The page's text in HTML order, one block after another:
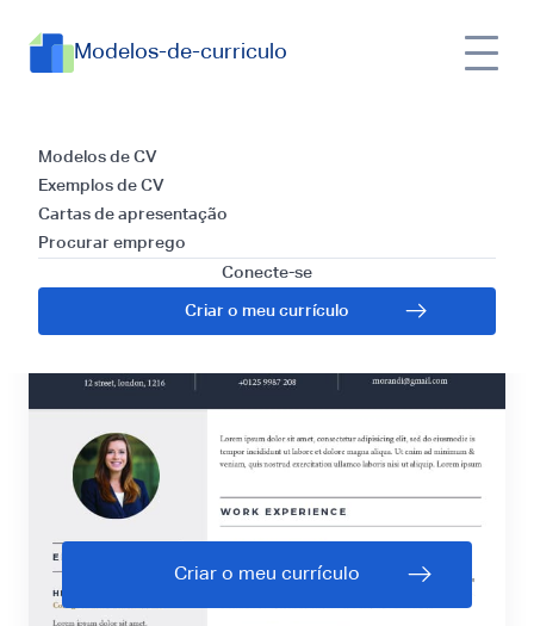
Modelos-de-curriculo
Modelos de CV
Exemplos de CV
Cartas de apresentação
Procurar emprego
Conecte-se
Criar o meu currículo
Riga
Criar o meu currículo